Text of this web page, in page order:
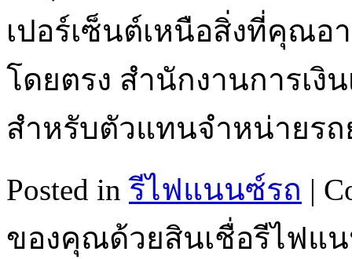
เปอร์เซ็นต์เหนือสิ่งที่คุณอ
โดยตรง สำนักงานการเ
สำหรับตัวแทนจำหน่ายร
Posted in รีไฟแนนซ์รถ |
ของคุณด้วยสินเชื่อรีไฟแ